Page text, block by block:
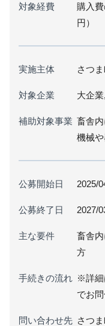
対象経費
購入
円）
実施主体 さつ
対象企業 大企
補助対象事業 畜舎
機械
公募開始日 2025/
公募終了日 2027/
主な要件
畜舎
方
手続きの流れ ※詳細
でお問
問い合わせ先 さつ